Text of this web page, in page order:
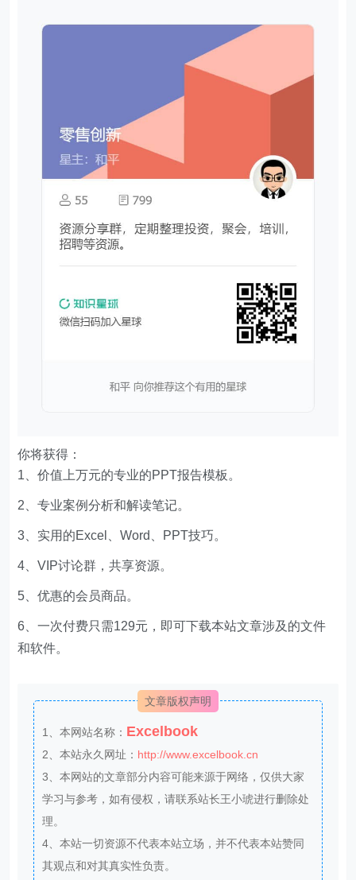
你将获得：
1、价值上万元的专业的PPT报告模板。
2、专业案例分析和解读笔记。
3、实用的Excel、Word、PPT技巧。
4、VIP讨论群，共享资源。
5、优惠的会员商品。
6、一次付费只需129元，即可下载本站文章涉及的文件
和软件。
文章版权声明
1、本网站名称： Excelbook
2、本站永久网址： http://www.excelbook.cn
3、本网站的文章部分内容可能来源于网络，仅供大家
学习与参考，如有侵权，请联系站长王小琥进行删除处
理。
4、本站一切资源不代表本站立场，并不代表本站赞同
其观点和对其真实性负责。